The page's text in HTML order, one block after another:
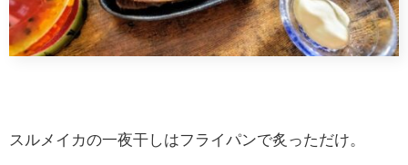
スルメイカの一夜干しはフライパンで炙っただけ。